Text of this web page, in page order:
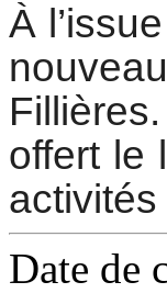
À
offert le
Date de